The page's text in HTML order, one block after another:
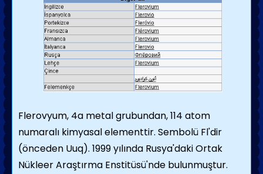
Flerovyum, 4a metal grubundan, 114 atom
numaralı kimyasal elementtir. Sembolü Fl'dir
(önceden Uuq). 1999 yılında Rusya'daki Ortak
Nükleer Araştırma Enstitüsü'nde bulunmuştur.